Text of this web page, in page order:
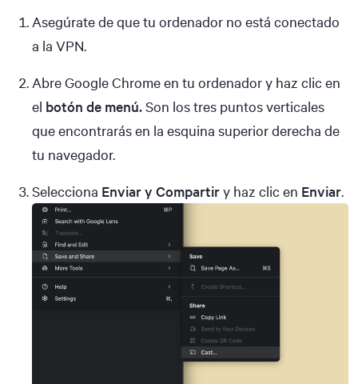
Asegúrate de que tu ordenador no está conectado
a la VPN.
Abre Google Chrome en tu ordenador y haz clic en
el botón de menú.Son los tres puntos verticales
que encontrarás en la esquina superior derecha de
tu navegador.
Selecciona Enviar y Compartiry haz clic en Enviar.